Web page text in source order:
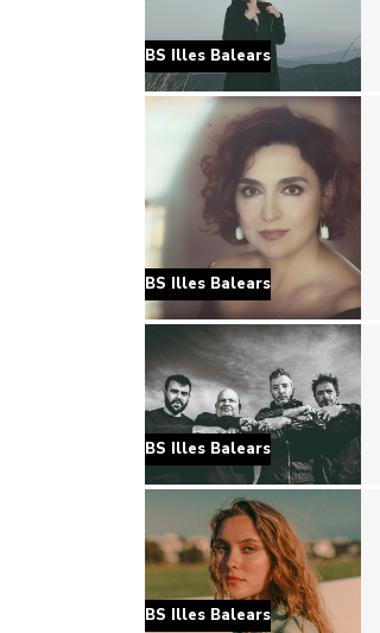
BS Illes Balears
BS Illes Balears
BS Illes Balears
BS Illes Balears